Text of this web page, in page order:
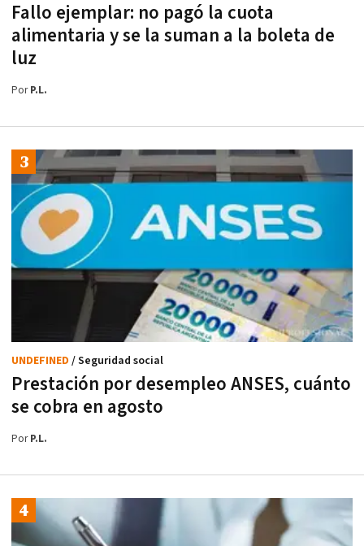
Fallo ejemplar: no pagó la cuota
alimentaria y se la suman a la boleta de
luz
PorP.L.
Prestación por desempleo ANSES, cuánto
se cobra en agosto
UNDEFINED / Seguridad social
PorP.L.